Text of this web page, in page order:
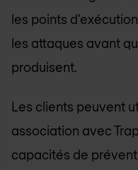
les points
les attaques avant
produisent.
Les clients peuvent
association avec
capacités de